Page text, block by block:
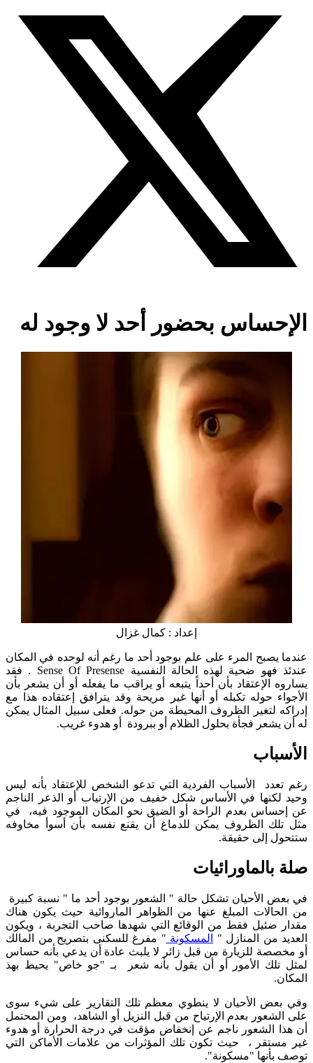
الإحساس بحضور أحد لا وجود له
إعداد : كمال غزال
عندما يصبح المرء على علم بوجود أحد ما رغم أنه لوحده في المكان
عندئذ فهو ضحية لهذه الحالة النفسية Sense Of Presense . فقد
يساروه الإعتقاد بأن أحداً يتبعه أو يراقب ما يفعله أو أن يشعر بأن
الأجواء حوله تكبله أو أنها غير مريحة وقد يترافق إعتقاده هذا مع
إدراكه لتغير الظروف المحيطة من حوله. فعلى سبيل المثال يمكن
له أن يشعر فجأة بحلول الظلام أو ببرودة أو هدوء غريب.
الأسباب
رغم تعدد الأسباب الفردية التي تدعو الشخص للإعتقاد بأنه ليس
وحيد لكنها في الأساس شكل خفيف من الإرتياب أو الذعر الناجم
عن إحساس بعدم الراحة أو الضيق نحو المكان الموجود فيه، في
مثل تلك الظروف يمكن للدماغ أن يقنع نفسه بأن أسوأ مخاوفه
ستتحول إلى حقيقة.
صلة بالماورائيات
في بعض الأحيان تشكل حالة " الشعور بوجود أحد ما " نسبة كبيرة
من الحالات المبلغ عنها من الظواهر الماروائية حيث يكون هناك
مقدار ضئيل فقط من الوقائع التي شهدها صاحب التجربة ، ويكون
العديد من المنازل "
المسكونة " مفرغ للسكنى بتصريح من المالك
أو مخصصة للزيارة من قبل زائر لا يلبث عادة أن يدعي بأنه حساس
لمثل تلك الأمور أو أن يقول بأنه شعر بـ "جو خاص" يحيط بهذ
المكان.
وفي بعض الأحيان لا ينطوي معظم تلك التقارير على شيء سوى
على الشعور بعدم الإرتياح من قبل النزيل أو الشاهد، ومن المحتمل
أن هذا الشعور ناجم عن إنخفاض مؤقت في درجة الحرارة أو هدوء
غير مستقر ، حيث تكون تلك المؤثرات من علامات الأماكن التي
توصف بأنها "مسكونة".